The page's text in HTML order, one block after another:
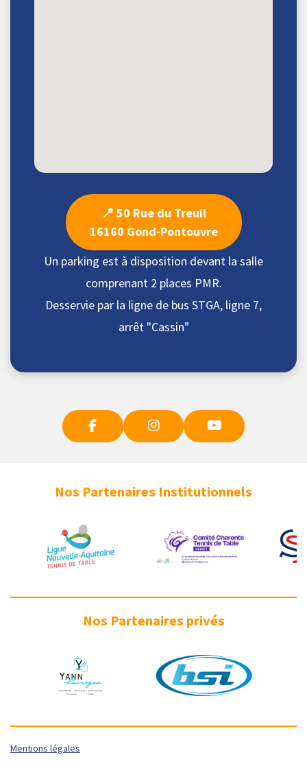
📍 50 Rue du Treuil
16160 Gond-Pontouvre
Un parking est à disposition devant la salle
comprenant 2 places PMR.
Desservie par la ligne de bus STGA, ligne 7,
arrêt "Cassin"
F
a
b
o
I
n
a
g
Y
o
u
b
Nos Partenaires Institutionnels
Nos Partenaires privés
Mentions légales